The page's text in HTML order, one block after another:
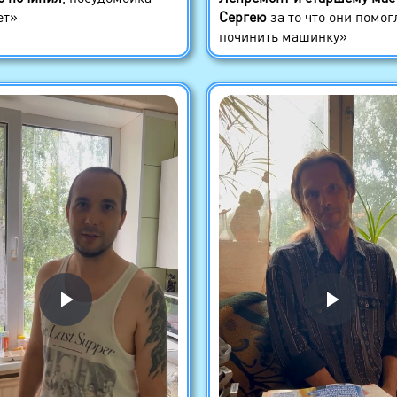
Сергеюза то что они
починить машинку»